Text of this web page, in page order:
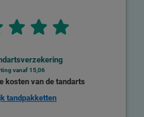
vanaf 15,06
kosten van de tandarts
tandpakketten